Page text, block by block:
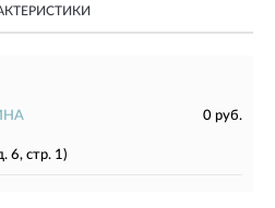
0 руб.
6, стр. 1)